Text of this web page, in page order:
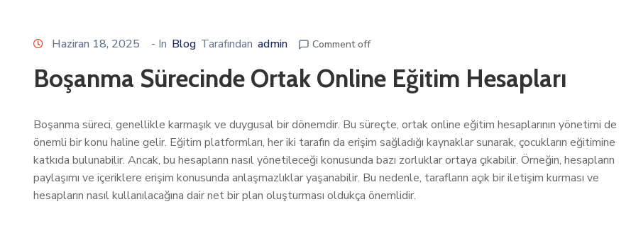
Haziran 18, 2025 - In Blog Tarafından admin Comment off
Boşanma Sürecinde Ortak Online Eğitim Hesapları
Boşanma süreci, genellikle karmaşık ve duygusal bir dönemdir. Bu süreçte, ortak online eğitim hesaplarının yönetimi de
önemli bir konu haline gelir. Eğitim platformları, her iki tarafın da erişim sağladığı kaynaklar sunarak, çocukların eğitimine
katkıda bulunabilir. Ancak, bu hesapların nasıl yönetileceği konusunda bazı zorluklar ortaya çıkabilir. Örneğin, hesapların
paylaşımı ve içeriklere erişim konusunda anlaşmazlıklar yaşanabilir. Bu nedenle, tarafların açık bir iletişim kurması ve
hesapların nasıl kullanılacağına dair net bir plan oluşturması oldukça önemlidir.